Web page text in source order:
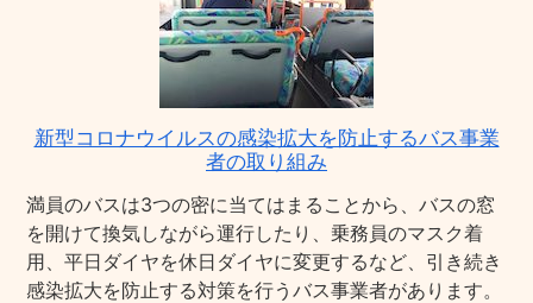
新型コロナウイルスの感染拡大を防止するバス事業
者の取り組み
満員のバスは3つの密に当てはまることから、バスの窓
を開けて換気しながら運行したり、乗務員のマスク着
用、平日ダイヤを休日ダイヤに変更するなど、引き続き
感染拡大を防止する対策を行うバス事業者があります。